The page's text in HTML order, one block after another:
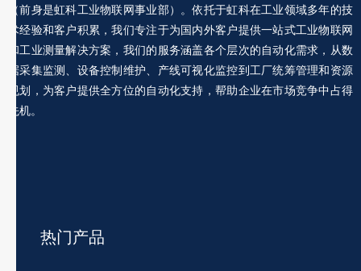
（前身是虹科工业物联网事业部）。依托于虹科在工业领域多年的技
术经验和客户积累，我们专注于为国内外客户提供一站式工业物联网
和工业测量解决方案，我们的服务涵盖各个层次的自动化需求，从数
据采集监测、设备控制维护、产线可视化监控到工厂统筹管理和资源
规划，为客户提供全方位的自动化支持，帮助企业在市场竞争中占得
先机。
热门产品